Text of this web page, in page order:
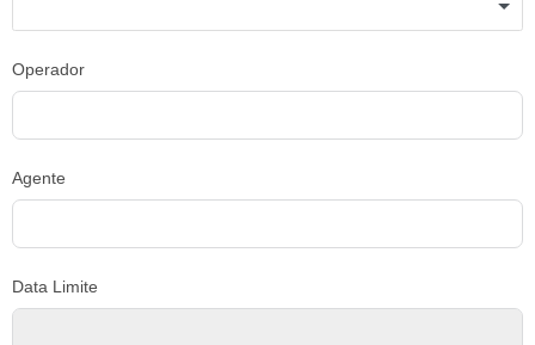
Operador
Agente
Data Limite